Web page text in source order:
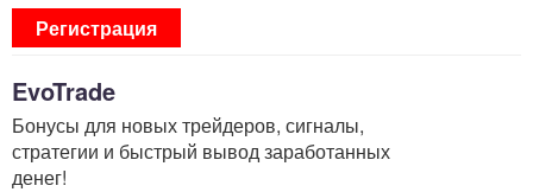
Регистрация
EvoTrade
Бонусы для новых трейдеров, сигналы,
стратегии и быстрый вывод заработанных
денег!